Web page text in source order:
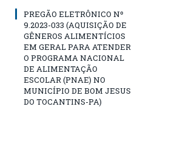
PREGÃO ELETRÔNICO Nº
9.2023-033 (AQUISIÇÃO DE
GÊNEROS ALIMENTÍCIOS
EM GERAL PARA ATENDER
O PROGRAMA NACIONAL
DE ALIMENTAÇÃO
ESCOLAR (PNAE) NO
MUNICÍPIO DE BOM JESUS
DO TOCANTINS-PA)